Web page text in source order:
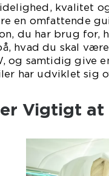
kvalitet
en omfattende
du har brug for,
hvad du skal
og samtidig give
har udviklet sig
Vigtigt